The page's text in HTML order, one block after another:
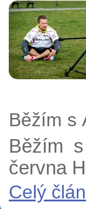
Běžím s
Běžím
června
Celý